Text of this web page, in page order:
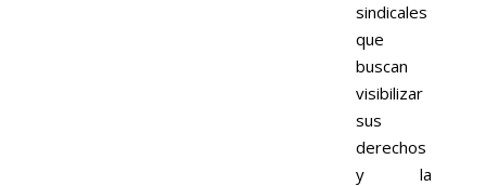
sindicales
que
buscan
visibilizar
sus
derechos
y la